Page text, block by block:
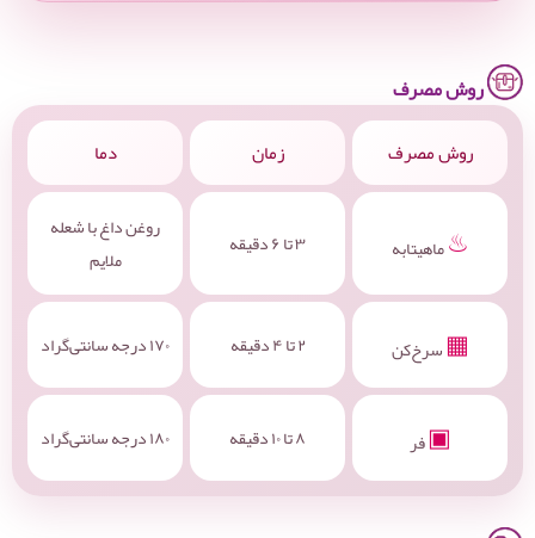
روش مصرف
روش مصرف زمان دما
♨ماهیتابه ۳ تا ۶ دقیقه
روغن داغ با شعله
ملایم
▦سرخ‌کن ۲ تا ۴ دقیقه ۱۷۰ درجه سانتی‌گراد
▣فر ۸ تا ۱۰ دقیقه ۱۸۰ درجه سانتی‌گراد